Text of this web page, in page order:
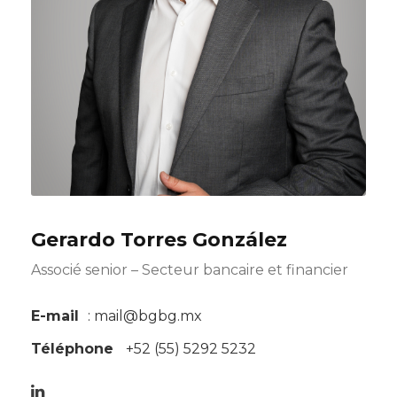
Gerardo Torres González
Associé senior – Secteur bancaire et financier
E-mail
: mail@bgbg.mx
Téléphone
+52 (55) 5292 5232